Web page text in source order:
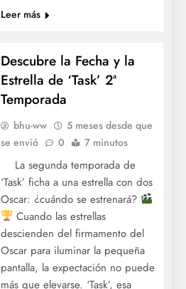
Leer más
Descubre la Fecha y la
Estrella de ‘Task’ 2ª
Temporada
bhu-ww
5 meses desde que
se envió
0 7 minutos
La segunda temporada de
‘Task’ ficha a una estrella con dos
Oscar: ¿cuándo se estrenará?
Cuando las estrellas
descienden del firmamento del
Oscar para iluminar la pequeña
pantalla, la expectación no puede
más que elevarse. ‘Task’, esa